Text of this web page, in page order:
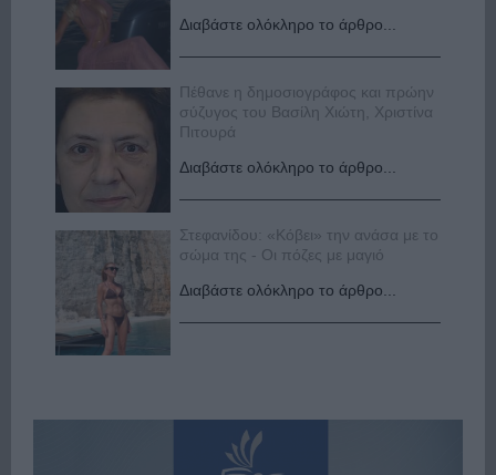
Διαβάστε ολόκληρο το άρθρο...
Πέθανε η δημοσιογράφος και πρώην
σύζυγος του Βασίλη Χιώτη, Χριστίνα
Πιτουρά
Διαβάστε ολόκληρο το άρθρο...
Στεφανίδου: «Κόβει» την ανάσα με το
σώμα της - Οι πόζες με μαγιό
Διαβάστε ολόκληρο το άρθρο...